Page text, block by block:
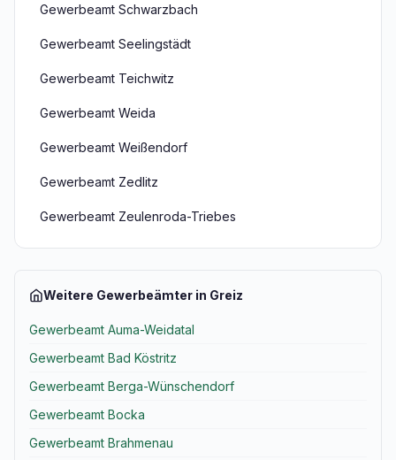
Gewerbeamt Schwarzbach
Gewerbeamt Seelingstädt
Gewerbeamt Teichwitz
Gewerbeamt Weida
Gewerbeamt Weißendorf
Gewerbeamt Zedlitz
Gewerbeamt Zeulenroda-Triebes
Weitere Gewerbeämter in Greiz
Gewerbeamt Auma-Weidatal
Gewerbeamt Bad Köstritz
Gewerbeamt Berga-Wünschendorf
Gewerbeamt Bocka
Gewerbeamt Brahmenau